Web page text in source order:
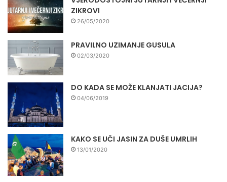
ZIKROVI
26/05/2020
PRAVILNO UZIMANJE GUSULA
02/03/2020
DO KADA SE MOŽE KLANJATI JACIJA?
04/06/2019
KAKO SE UČI JASIN ZA DUŠE UMRLIH
13/01/2020